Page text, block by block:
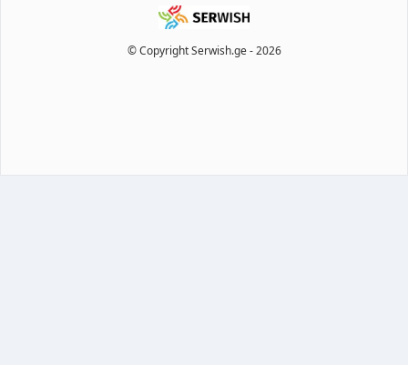
© Copyright Serwish.ge -2026